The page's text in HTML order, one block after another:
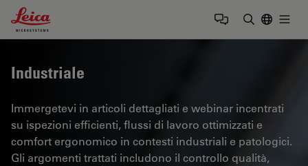
Leica Microsystems Logo
Industriale
Immergetevi in articoli dettagliati e webinar incentrati
su ispezioni efficienti, flussi di lavoro ottimizzati e
comfort ergonomico in contesti industriali e patologici.
Gli argomenti trattati includono il controllo qualità,